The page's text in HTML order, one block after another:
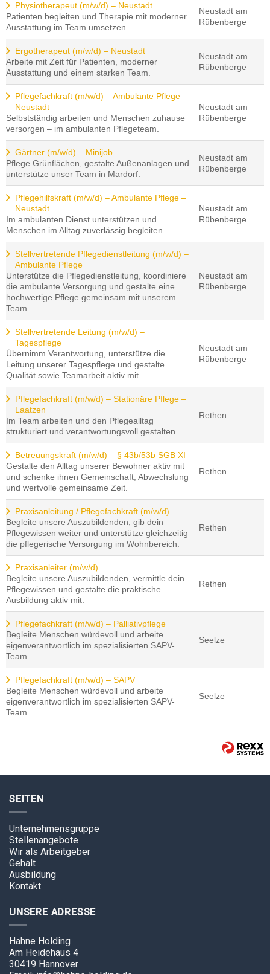
Physiotherapeut (m/w/d) – Neustadt
Patienten begleiten und Therapie mit moderner
Ausstattung im Team umsetzen.
Neustadt am
Rübenberge
Ergotherapeut (m/w/d) – Neustadt
Arbeite mit Zeit für Patienten, moderner
Ausstattung und einem starken Team.
Neustadt am
Rübenberge
Pflegefachkraft (m/w/d) – Ambulante Pflege –
Neustadt
Selbstständig arbeiten und Menschen zuhause
versorgen – im ambulanten Pflegeteam.
Neustadt am
Rübenberge
Gärtner (m/w/d) – Minijob
Pflege Grünflächen, gestalte Außenanlagen und
unterstütze unser Team in Mardorf.
Neustadt am
Rübenberge
Pflegehilfskraft (m/w/d) – Ambulante Pflege –
Neustadt
Im ambulanten Dienst unterstützen und
Menschen im Alltag zuverlässig begleiten.
Neustadt am
Rübenberge
Stellvertretende Pflegedienstleitung (m/w/d) –
Ambulante Pflege
Unterstütze die Pflegedienstleitung, koordiniere
die ambulante Versorgung und gestalte eine
hochwertige Pflege gemeinsam mit unserem
Team.
Neustadt am
Rübenberge
Stellvertretende Leitung (m/w/d) –
Tagespflege
Übernimm Verantwortung, unterstütze die
Leitung unserer Tagespflege und gestalte
Qualität sowie Teamarbeit aktiv mit.
Neustadt am
Rübenberge
Pflegefachkraft (m/w/d) – Stationäre Pflege –
Laatzen
Im Team arbeiten und den Pflegealltag
strukturiert und verantwortungsvoll gestalten.
Rethen
Betreuungskraft (m/w/d) – § 43b/53b SGB XI
Gestalte den Alltag unserer Bewohner aktiv mit
und schenke ihnen Gemeinschaft, Abwechslung
und wertvolle gemeinsame Zeit.
Rethen
Praxisanleitung / Pflegefachkraft (m/w/d)
Begleite unsere Auszubildenden, gib dein
Pflegewissen weiter und unterstütze gleichzeitig
die pflegerische Versorgung im Wohnbereich.
Rethen
Praxisanleiter (m/w/d)
Begleite unsere Auszubildenden, vermittle dein
Pflegewissen und gestalte die praktische
Ausbildung aktiv mit.
Rethen
Pflegefachkraft (m/w/d) – Palliativpflege
Begleite Menschen würdevoll und arbeite
eigenverantwortlich im spezialisierten SAPV-
Team.
Seelze
Pflegefachkraft (m/w/d) – SAPV
Begleite Menschen würdevoll und arbeite
eigenverantwortlich im spezialisierten SAPV-
Team.
Seelze
SEITEN
Unternehmensgruppe
Stellenangebote
Wir als Arbeitgeber
Gehalt
Ausbildung
Kontakt
UNSERE ADRESSE
Hahne Holding
Am Heidehaus 4
30419 Hannover